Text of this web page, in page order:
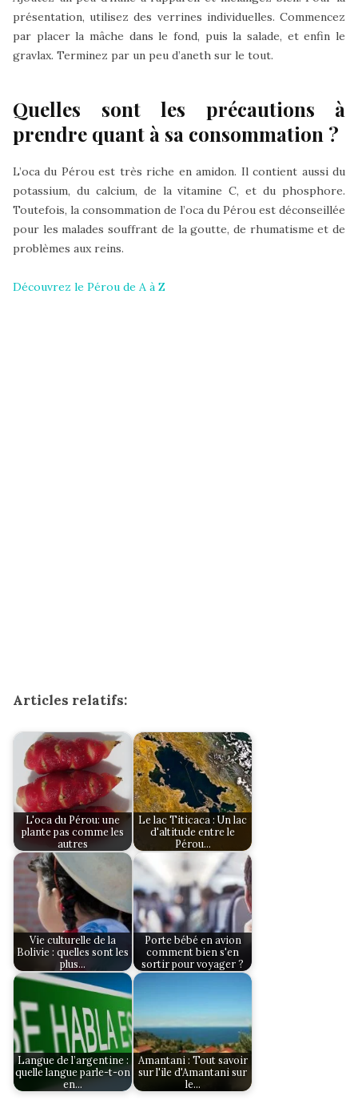
présentation, utilisez des verrines individuelles. Commencez
par placer la mâche dans le fond, puis la salade, et enfin le
gravlax. Terminez par un peu d’aneth sur le tout.
Quelles sont les précautions à
prendre quant à sa consommation ?
L’oca du Pérou est très riche en amidon. Il contient aussi du
potassium, du calcium, de la vitamine C, et du phosphore.
Toutefois, la consommation de l’oca du Pérou est déconseillée
pour les malades souffrant de la goutte, de rhumatisme et de
problèmes aux reins.
Découvrez le Pérou de A à Z
Articles relatifs:
L'oca du Pérou: une
plante pas comme les
autres
Le lac Titicaca : Un lac
d'altitude entre le
Pérou…
Vie culturelle de la
Bolivie : quelles sont les
plus…
Porte bébé en avion
comment bien s'en
sortir pour voyager ?
Langue de l’argentine :
quelle langue parle-t-on
en…
Amantani : Tout savoir
sur l'ile d'Amantani sur
le…